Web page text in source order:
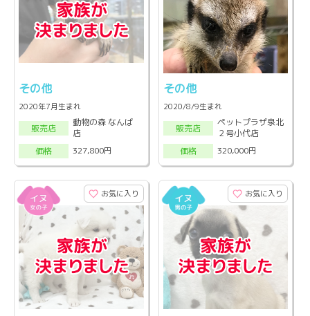
その他
2020年7月生まれ
販売店
動物の森 なんば
店
価格
327,800円
その他
2020/8/9生まれ
販売店
ペットプラザ泉北
２号小代店
価格
320,000円
お気に入り お気に入り